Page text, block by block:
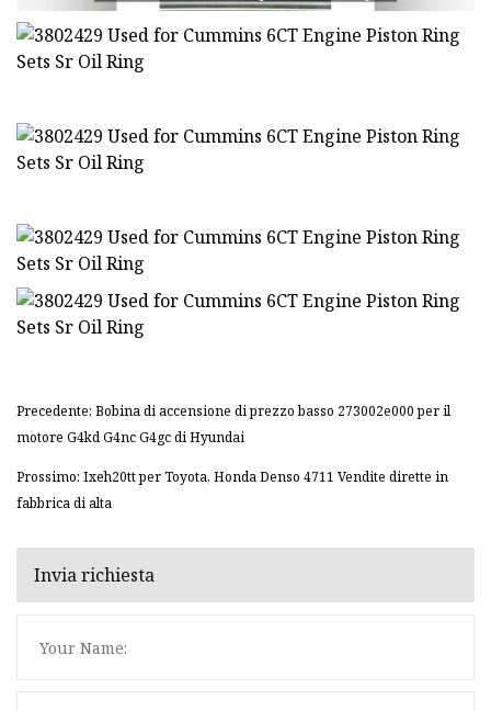
Precedente: Bobina di accensione di prezzo basso 273002e000 per il
motore G4kd G4nc G4gc di Hyundai
Prossimo: Ixeh20tt per Toyota, Honda Denso 4711 Vendite dirette in
fabbrica di alta
Invia richiesta